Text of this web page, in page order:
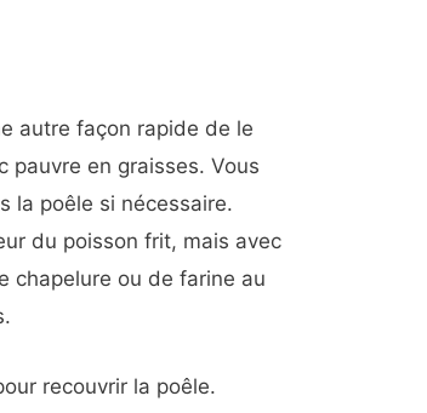
autre façon rapide de le
pauvre en graisses. Vous
la poêle si nécessaire.
du poisson frit, mais avec
chapelure ou de farine au
recouvrir la poêle.